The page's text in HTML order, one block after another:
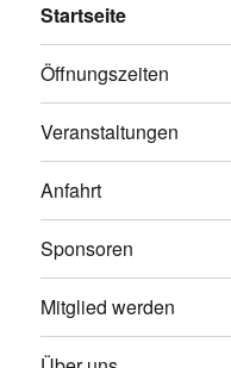
Startseite
Öffnungszeiten
Veranstaltungen
Anfahrt
Sponsoren
Mitglied werden